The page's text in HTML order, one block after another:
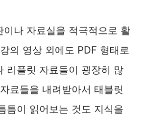
이나 자료실을 적극적으로 활
의 영상 외에도 PDF 형태로
리플릿 자료들이 굉장히 많
료들을 내려받아서 태블릿
틈이 읽어보는 것도 지식을